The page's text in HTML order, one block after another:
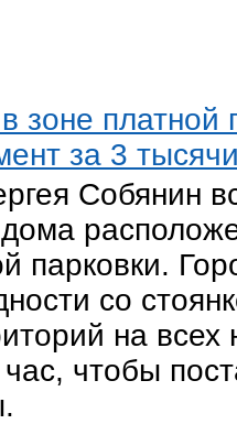
зоне платной
за 3
Собянин
парковки.
со
на всех
чтобы